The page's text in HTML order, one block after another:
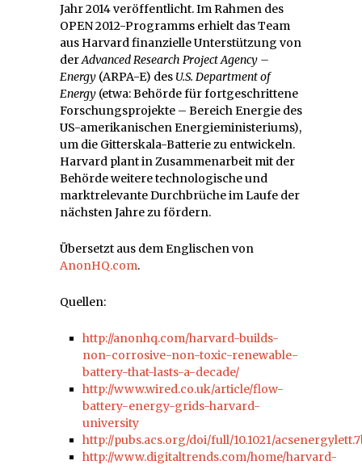
Jahr 2014 veröffentlicht. Im Rahmen des
OPEN 2012-Programms erhielt das Team
aus Harvard finanzielle Unterstützung von
derAdvanced Research Project Agency –
Energy (ARPA-E) des U.S. Department of
Energy (etwa: Behörde für fortgeschrittene
Forschungsprojekte – Bereich Energie des
US-amerikanischen Energieministeriums),
um die Gitterskala-Batterie zu entwickeln.
Harvard plant in Zusammenarbeit mit der
Behörde weitere technologische und
marktrelevante Durchbrüche im Laufe der
nächsten Jahre zu fördern.
Übersetzt aus dem Englischen von
AnonHQ.com.
Quellen:
http://anonhq.com/harvard-builds-
non-corrosive-non-toxic-renewable-
battery-that-lasts-a-decade/
http://www.wired.co.uk/article/flow-
battery-energy-grids-harvard-
university
http://pubs.acs.org/doi/full/10.1021/
http://www.digitaltrends.com/home/harvard-